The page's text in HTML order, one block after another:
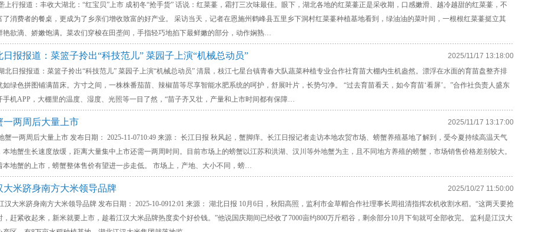
报道：丰收大湖北：“红宝贝”上市 成初冬“抢手货” 话说：红菜薹，霜打三次味最佳。眼下，湖北各地的红菜薹正是采收期，口感嫩滑、越冷越甜的红菜薹，不
了消费者的餐桌，更成为了乡亲们增收致富的好产业。 采访当天，记者在恩施州鹤峰县五里乡下洞村红菜薹种植基地看到，绿油油的菜叶间，一根根红菜薹挺立其
艳欲滴、娇嫩饱满。菜农们穿梭在田垄间，手指轻巧地掐下最鲜嫩的部分，动作娴熟…
日报报道：菜篮子拎出“科技范儿” 菜园子上演“机械总动员”
2025/11/17 13:18:00
报报道：菜篮子拎出“科技范儿” 菜园子上演“机械总动员” 清晨，枝江七星台镇青春大队蔬菜种植专业合作社育苗大棚内生机盎然。漂浮在水面的育苗盘整齐排
如绿色拼图铺满苗床。方寸之间，一株株番茄苗、辣椒苗等尽享智能水肥系统的呵护，舒展叶片，长势匀净。 “过去育苗看天，如今育苗‘看屏’。”合作社负责人盛东
手机APP，大棚里的温度、湿度、光照等一目了然，“苗子齐又壮，产量和上市时间都有保障…
一两周后大量上市
2025/11/17 13:17:00
两周后大量上市 发布日期： 2025-11-0710:49 来源： 长江日报 秋风起，蟹脚痒。长江日报记者走访本地农贸市场、螃蟹养殖基地了解到，受今夏持续高温天气
本地蟹生长速度放缓，距离大量集中上市还需一两周时间。目前市场上的螃蟹以江苏和洪湖、汉川等外地蟹为主，且不同地方养殖的螃蟹，市场销售价格差别较大。
本地蟹的上市，螃蟹整体售价有望进一步走低。 市场上，产地、大小不同，螃…
大米跻身南方大米领导品牌
2025/10/27 11:50:00
米跻身南方大米领导品牌 发布日期： 2025-10-0912:01 来源： 湖北日报 10月6日，秋阳高照，监利市金草帽合作社理事长周祖清指挥农机收割水稻。“这两天要抢
，赶紧收起来，新米就要上市，趁着江汉大米品牌热度卖个好价钱。”他说国庆期间已经收了7000亩约800万斤稻谷，剩余部分10月下旬就可全部收完。 监利是江汉大